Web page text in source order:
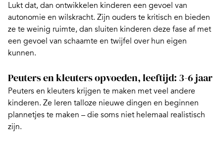
Lukt dat, dan ontwikkelen kinderen een gevoel van
autonomie en wilskracht. Zijn ouders te kritisch en bieden
ze te weinig ruimte, dan sluiten kinderen deze fase af met
een gevoel van schaamte en twijfel over hun eigen
kunnen.
Peuters en kleuters opvoeden, leeftijd: 3-6 jaar
Peuters en kleuters krijgen te maken met veel andere
kinderen. Ze leren talloze nieuwe dingen en beginnen
plannetjes te maken – die soms niet helemaal realistisch
zijn.